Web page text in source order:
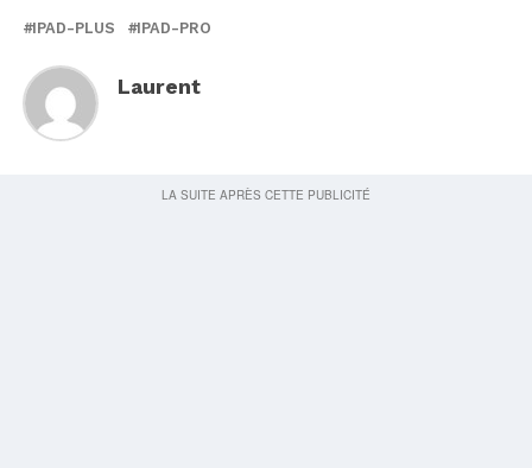
IPAD-PLUS IPAD-PRO
Laurent